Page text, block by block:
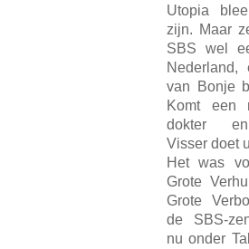
Utopia
zijn. Maar
SBS wel
van Bonje
Komt een
dokter
Visser doet
Het was
Grote
Grote
de SBS-
nu onder